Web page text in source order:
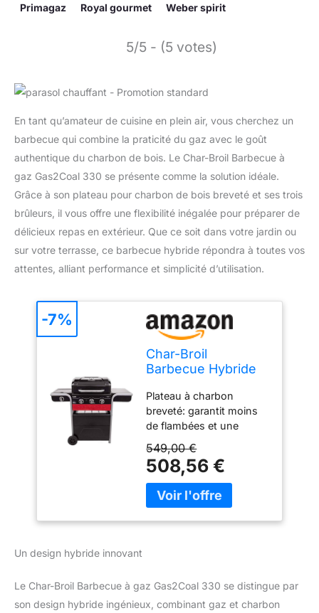
Primagaz
Royal gourmet Weber spirit
5/5 - (5 votes)
En tant qu’amateur de cuisine en plein air, vous cherchez un
barbecue qui combine la praticité du gaz avec le goût
authentique du charbon de bois. Le Char-Broil Barbecue à
gaz Gas2Coal 330 se présente comme la solution idéale.
Grâce à son plateau pour charbon de bois breveté et ses trois
brûleurs, il vous offre une flexibilité inégalée pour préparer de
délicieux repas en extérieur. Que ce soit dans votre jardin ou
sur votre terrasse, ce barbecue hybride répondra à toutes vos
attentes, alliant performance et simplicité d’utilisation.
Char-Broil
Barbecue Hybride
Gaz et Charbon de
Bois
Plateau à charbon
breveté: garantit moins
de flambées et une
préparer des plats
savoureux Brûleurs en
acier inoxydable:
brûleurs robustes
pression sur un bouton
Thermomètre intégré au
549,00 €
508,56 €
-7%
Un design hybride innovant
Le Char-Broil Barbecue à gaz Gas2Coal 330 se distingue par
son design hybride ingénieux, combinant gaz et charbon